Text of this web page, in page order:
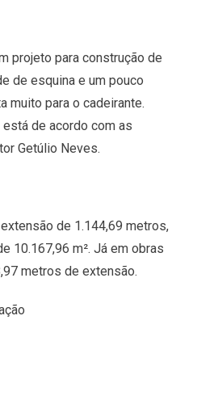
projeto para construção de
de esquina e um pouco
muito para o cadeirante.
de acordo com as
Getúlio Neves.
de 1.144,69 metros,
10.167,96 m². Já em obras
metros de extensão.